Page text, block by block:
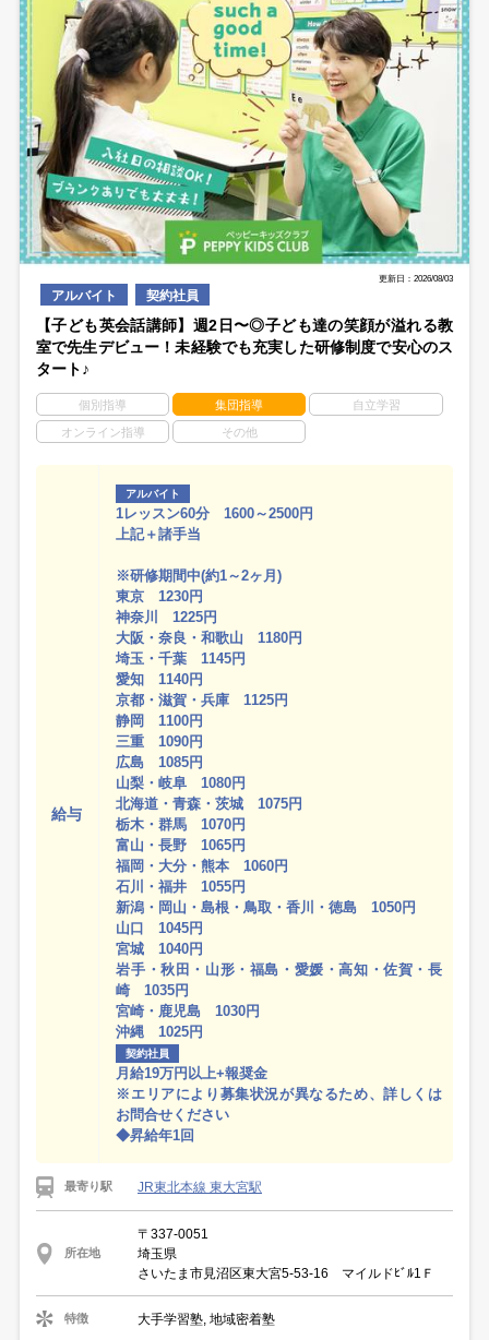
更新日：2026/08/03
アルバイト 契約社員
【子ども英会話講師】週2日〜◎子ども達の笑顔が溢れる教
室で先生デビュー！未経験でも充実した研修制度で安心のス
タート♪
個別指導 集団指導 自立学習
オンライン指導 その他
給与
アルバイト
1レッスン60分 1600～2500円
上記＋諸手当
※研修期間中(約1～2ヶ月)
東京 1230円
神奈川 1225円
大阪・奈良・和歌山 1180円
埼玉・千葉 1145円
愛知 1140円
京都・滋賀・兵庫 1125円
静岡 1100円
三重 1090円
広島 1085円
山梨・岐阜 1080円
北海道・青森・茨城 1075円
栃木・群馬 1070円
富山・長野 1065円
福岡・大分・熊本 1060円
石川・福井 1055円
新潟・岡山・島根・鳥取・香川・徳島 1050円
山口 1045円
宮城 1040円
岩手・秋田・山形・福島・愛媛・高知・佐賀・長
崎 1035円
宮崎・鹿児島 1030円
沖縄 1025円
契約社員
月給19万円以上+報奨金
※エリアにより募集状況が異なるため、詳しくは
お問合せください
◆昇給年1回
最寄り駅 JR東北本線 東大宮駅
所在地
〒337-0051
埼玉県
さいたま市見沼区東大宮5-53-16 マイルドﾋﾞﾙ1Ｆ
特徴 大手学習塾, 地域密着塾